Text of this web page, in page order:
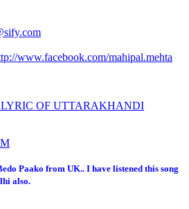
www.facebook.com/mahipal.mehta
- LYRIC OF UTTARAKHANDI
Paako from UK.. I have listened this song
also.